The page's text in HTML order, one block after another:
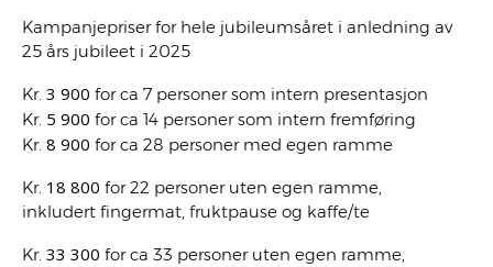
Kampanjepriser for hele jubileumsåret i anledning av
25 års jubileet i 2025
Kr. 3 900 for ca 7 personer som intern presentasjon
Kr. 5 900 for ca 14 personer som intern fremføring
Kr. 8 900 for ca 28 personer med egen ramme
Kr. 18 800 for 22 personer uten egen ramme,
inkludert fingermat, fruktpause og kaffe/te
Kr. 33 300 for ca 33 personer uten egen ramme,